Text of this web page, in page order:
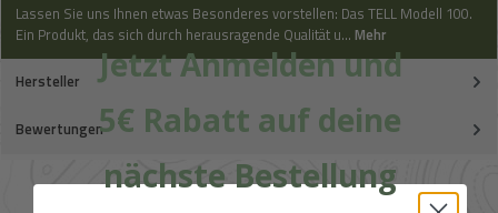
Lassen Sie uns Ihnen etwas Besonderes vorstellen: Das TELL Modell 100.
Ein Produkt, das sich durch herausragende Qualität u… Mehr
Hersteller
Bewertungen
Jetzt Anmelden und
5€ Rabatt auf deine
nächste Bestellung